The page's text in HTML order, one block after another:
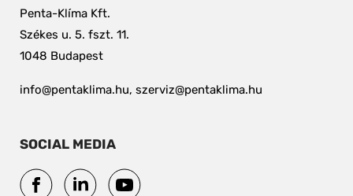
Penta-Klíma Kft.
Székes u. 5. fszt. 11.
1048 Budapest
info@pentaklima.hu, szerviz@pentaklima.hu
SOCIAL MEDIA